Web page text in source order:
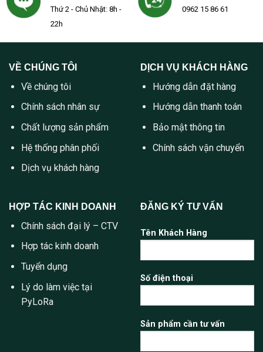
Thứ 2 - Chủ Nhật: 8h -
22h
0962 15 86 61
VỀ CHÚNG TÔI
Về chúng tôi
Chính sách nhân sự
Chất lượng sản phẩm
Hệ thống phân phối
Dịch vụ khách hàng
DỊCH VỤ KHÁCH HÀNG
Hướng dẫn đặt hàng
Hướng dẫn thanh toán
Bảo mật thông tin
Chính sách vận chuyển
HỢP TÁC KINH DOANH
Chính sách đại lý – CTV
Hợp tác kinh doanh
Tuyển dụng
Lý do làm việc tại
PyLoRa
ĐĂNG KÝ TƯ VẤN
Tên Khách Hàng
Số điện thoại
Sản phẩm cần tư vấn